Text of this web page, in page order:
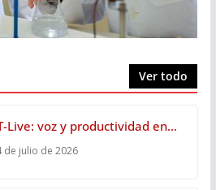
Ver todo
Live: voz y productividad en…
de julio de 2026